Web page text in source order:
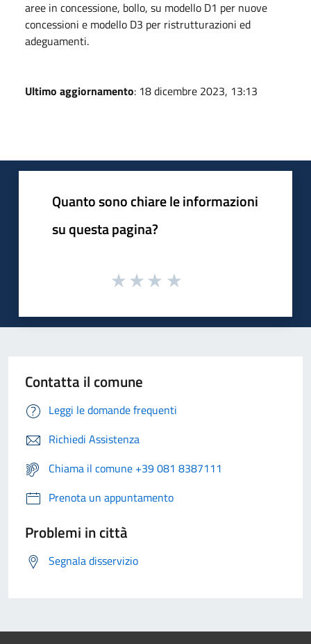
aree in concessione, bollo, su modello D1 per nuove
concessioni e modello D3 per ristrutturazioni ed
adeguamenti.
Ultimo aggiornamento: 18 dicembre 2023, 13:13
Quanto sono chiare le informazioni
su questa pagina?
Contatta il comune
Leggi le domande frequenti
Richiedi Assistenza
Chiama il comune +39 081 8387111
Prenota un appuntamento
Problemi in città
Segnala disservizio